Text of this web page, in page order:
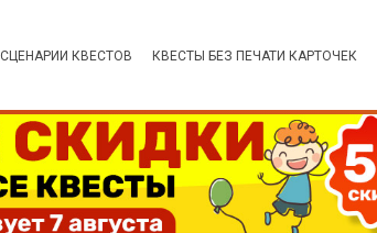
СЦЕНАРИИ КВЕСТОВ КВЕСТЫ БЕЗ ПЕЧАТИ КАРТОЧЕК